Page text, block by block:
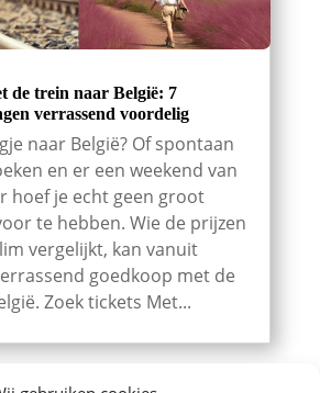
de trein naar België: 7
verrassend voordelig
naar België? Of spontaan
en er een weekend van
hoef je echt geen groot
te hebben. Wie de prijzen
vergelijkt, kan vanuit
goedkoop met de
Zoek tickets Met...